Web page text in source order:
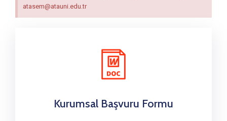
atasem@atauni.edu.tr
Kurumsal Başvuru Formu